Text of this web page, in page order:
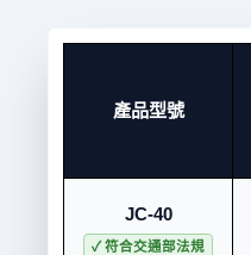
產品型號
JC-40
✓ 符合交通部法規